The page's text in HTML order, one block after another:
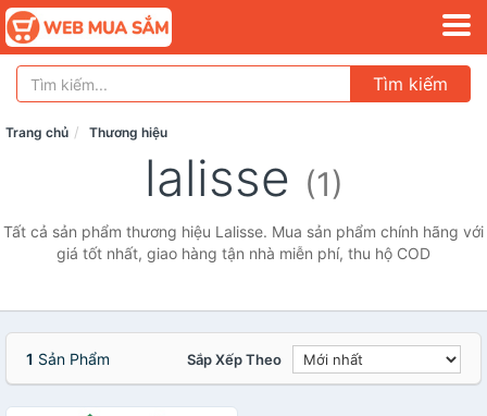
Tìm kiếm
Trang chủ Thương hiệu
lalisse (1)
Tất cả sản phẩm thương hiệu Lalisse. Mua sản phẩm chính hãng với
giá tốt nhất, giao hàng tận nhà miễn phí, thu hộ COD
1 Sản Phẩm Sắp Xếp Theo